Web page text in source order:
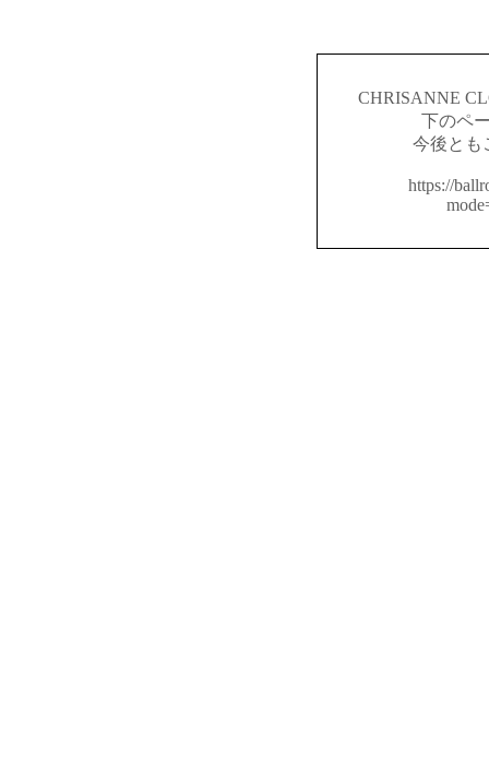
CHRISANNE
下のペ
今後とも
https://